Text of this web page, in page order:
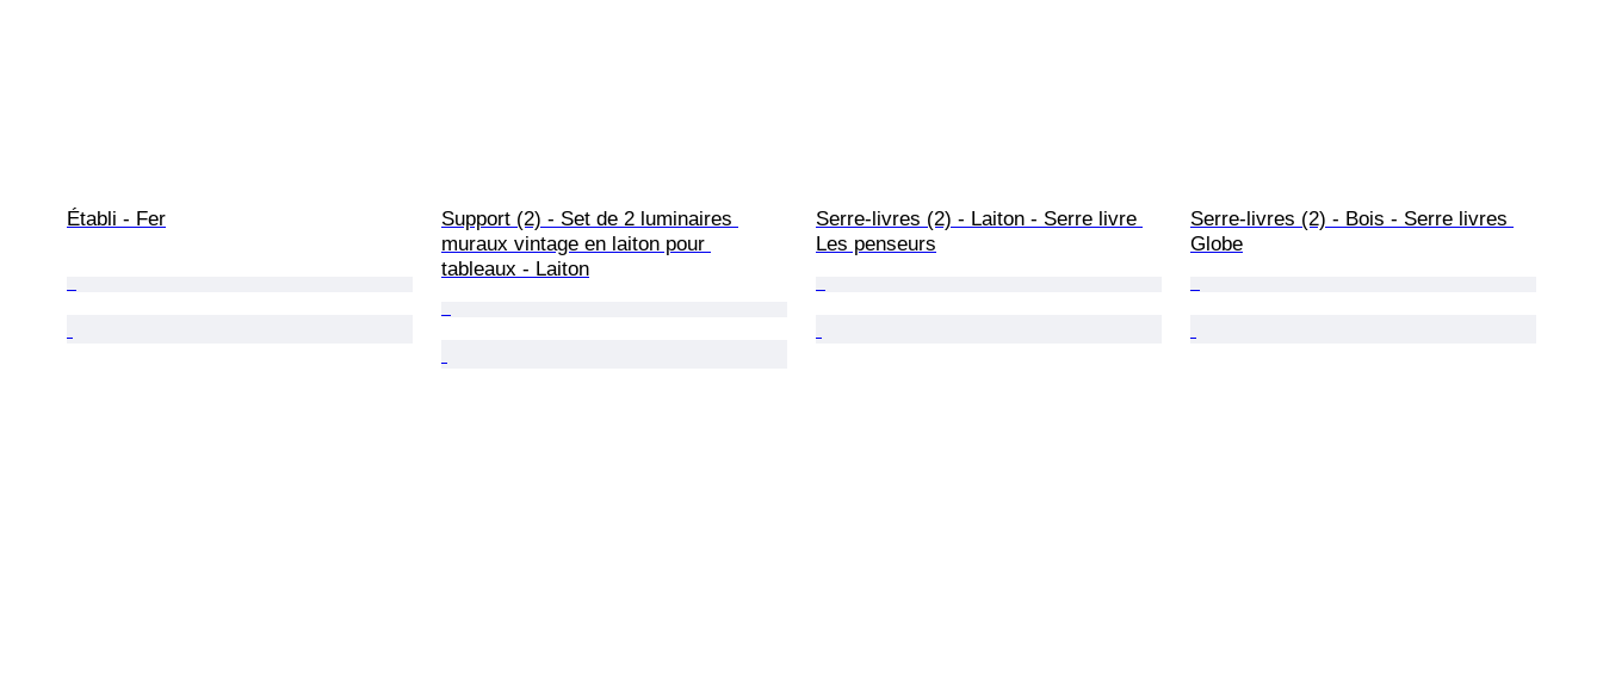
Établi - Fer
Support (2) - Set de 2 luminaires
muraux vintage en laiton pour
tableaux - Laiton
Serre-livres (2) - Laiton - Serre livre
Les penseurs
Serre-livres (2) - Bois - Serre livres
Globe